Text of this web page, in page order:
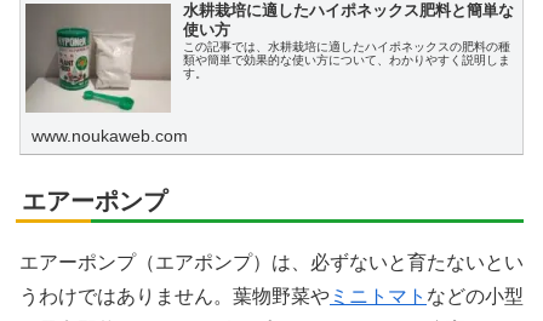
水耕栽培に適したハイポネックス肥料と簡単な
使い方
この記事では、水耕栽培に適したハイポネックスの肥料の種
類や簡単で効果的な使い方について、わかりやすく説明しま
す。
www.noukaweb.com
エアーポンプ
エアーポンプ（エアポンプ）は、必ずないと育たないとい
うわけではありません。葉物野菜や ミニトマト などの小型